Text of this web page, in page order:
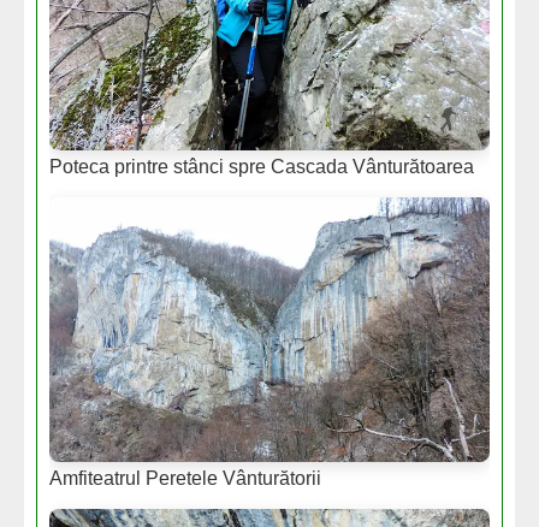
Poteca printre stânci spre Cascada Vânturătoarea
Amfiteatrul Peretele Vânturătorii